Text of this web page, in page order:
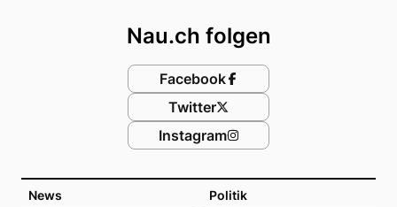
News Politik
Nau.ch folgen
Facebook
Twitter
Instagram